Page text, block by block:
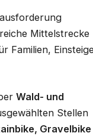
Mittelstrecke
Familien,
Wald- und
Stellen
Gravelbike